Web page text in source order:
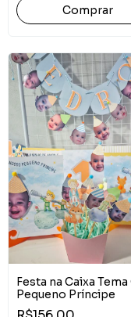
Comprar
Festa na Caixa Tema
Pequeno Príncipe